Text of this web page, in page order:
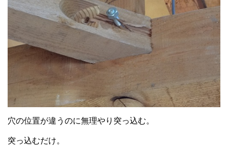
穴の位置が違うのに無理やり突っ込む。
突っ込むだけ。